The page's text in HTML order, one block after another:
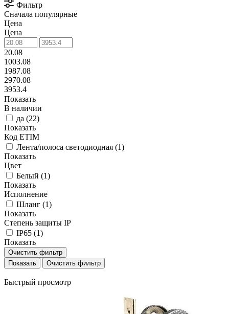
Фильтр
Сначала популярные
Цена
Цена
20.08
1003.08
1987.08
2970.08
3953.4
Показать
В наличии
да (22)
Показать
Код ETIM
Лента/полоса светодиодная (1)
Показать
Цвет
Белый (1)
Показать
Исполнение
Шланг (1)
Показать
Степень защиты IP
IP65 (1)
Показать
Очистить фильтр
Очистить фильтр
Быстрый просмотр